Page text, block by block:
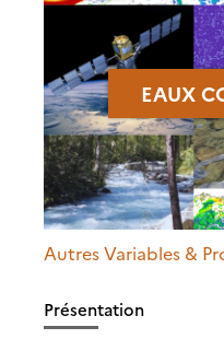
EAUX
Autres Variables &
Présentation